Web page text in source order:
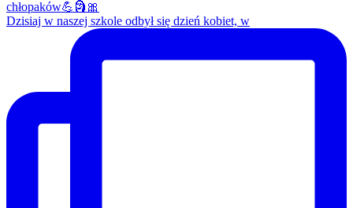
Dzisiaj w naszej szkole odbył się dzień kobiet, w